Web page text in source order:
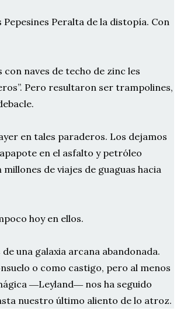
Pepesines Peralta de la distopía. Con
con naves de techo de zinc les
Pero resultaron ser trampolines,
en tales paraderos. Los dejamos
en el asfalto y petróleo
de viajes de guaguas hacia
hoy en ellos.
una galaxia arcana abandonada.
o como castigo, pero al menos
―Leyland― nos ha seguido
nuestro último aliento de lo atroz.